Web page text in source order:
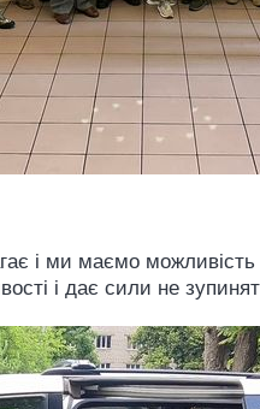
і ми маємо
і дає сили не